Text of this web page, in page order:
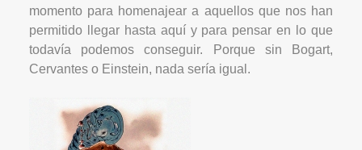
momento para homenajear a aquellos que nos han
permitido llegar hasta aquí y para pensar en lo que
todavía podemos conseguir. Porque sin Bogart,
Cervantes o Einstein, nada sería igual.